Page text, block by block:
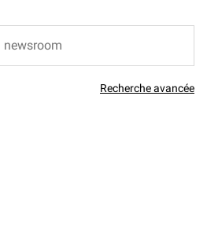
Recherche avancée